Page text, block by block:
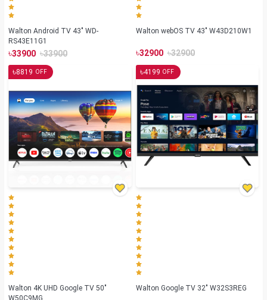
Walton Android TV 43" WD-
RS43E11G1
৳33900 ৳33900
Walton webOS TV 43" W43D210W1
৳32900 ৳32900
৳8819 OFF
Walton 4K UHD Google TV 50"
৳4199 OFF
Walton Google TV 32" W32S3REG